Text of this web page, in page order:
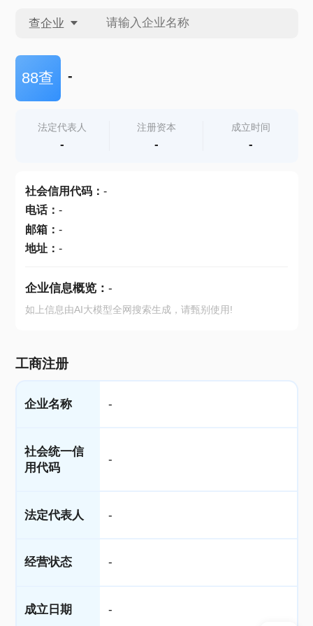
查企业
查企业
查产地
88查 -
法定代表人
-
注册资本
-
成立时间
-
社会信用代码： -
电话： -
邮箱： -
地址： -
企业信息概览： -
如上信息由AI大模型全网搜索生成，请甄别使用!
工商注册
企业名称 -
社会统一信
用代码
-
法定代表人 -
经营状态 -
成立日期 -